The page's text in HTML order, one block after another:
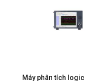
Máy phân tích logic